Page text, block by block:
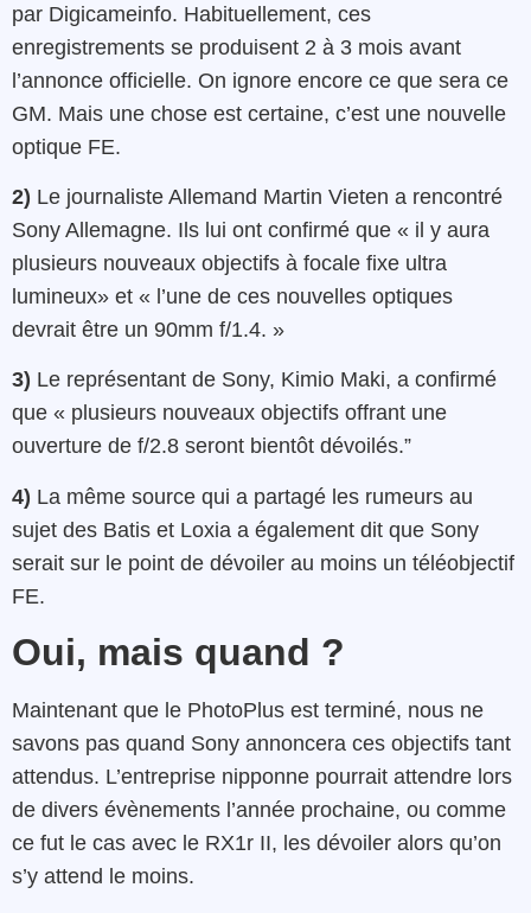
par Digicameinfo. Habituellement, ces
enregistrements se produisent 2 à 3 mois avant
l’annonce officielle. On ignore encore ce que sera ce
GM. Mais une chose est certaine, c’est une nouvelle
optique FE.
2) Le journaliste Allemand Martin Vieten a rencontré
Sony Allemagne. Ils lui ont confirmé que « il y aura
plusieurs nouveaux objectifs à focale fixe ultra
lumineux» et « l’une de ces nouvelles optiques
devrait être un 90mm f/1.4. »
3) Le représentant de Sony, Kimio Maki, a confirmé
que « plusieurs nouveaux objectifs offrant une
ouverture de f/2.8 seront bientôt dévoilés.”
4) La même source qui a partagé les rumeurs au
sujet des Batis et Loxia a également dit que Sony
serait sur le point de dévoiler au moins un téléobjectif
FE.
Oui, mais quand ?
Maintenant que le PhotoPlus est terminé, nous ne
savons pas quand Sony annoncera ces objectifs tant
attendus. L’entreprise nipponne pourrait attendre lors
de divers évènements l’année prochaine, ou comme
ce fut le cas avec le RX1r II, les dévoiler alors qu’on
s’y attend le moins.